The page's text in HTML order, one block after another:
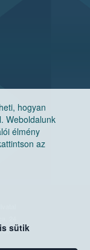
hogyan
Weboldalunk
élmény
az
sütik
30.